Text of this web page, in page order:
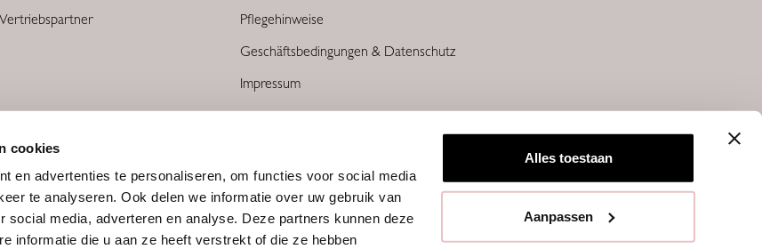
cookies
en advertenties te personaliseren, om functies voor social media
te analyseren. Ook delen we informatie over uw gebruik van
social media, adverteren en analyse. Deze partners kunnen deze
informatie die u aan ze heeft verstrekt of die ze hebben
Alles toestaan
Aanpassen
Pflegehinweise
Geschäftsbedingungen & Datenschutz
Impressum
STUDIO ANNELOES © 2026